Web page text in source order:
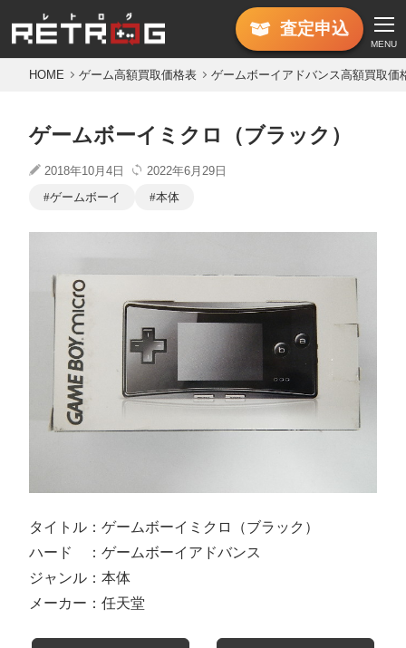
査定申込
MENU
HOME ゲーム高額買取価格表 ゲームボーイアドバンス高額買取価
ゲームボーイミクロ（ブラック）
2018年10月4日
2022年6月29日
ゲームボーイ
本体
タイトル：ゲームボーイミクロ（ブラック）
ハード ：ゲームボーイアドバンス
ジャンル：本体
メーカー：任天堂